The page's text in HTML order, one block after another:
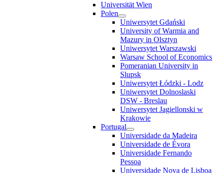
Universität Wien
Polen
Uniwersytet Gdański
University of Warmia and
Mazury in Olsztyn
Uniwersytet Warszawski
Warsaw School of Economics
Pomeranian University in
Slupsk
Uniwersytet Łódzki - Lodz
Uniwersytet Dolnoslaski
DSW - Breslau
Uniwersytet Jagiellonski w
Krakowie
Portugal
Universidade da Madeira
Universidade de Évora
Universidade Fernando
Pessoa
Universidade Nova de Lisboa